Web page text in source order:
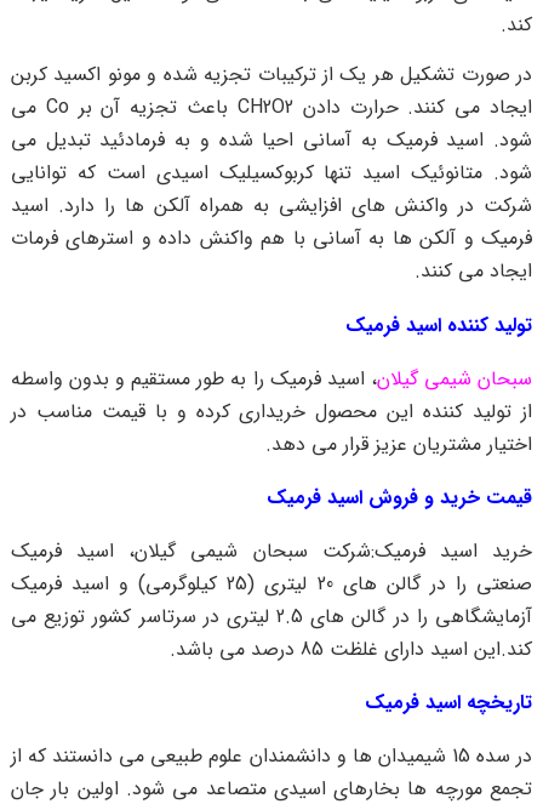
کند.
در صورت تشکیل هر یک از ترکیبات تجزیه شده و مونو اکسید کربن
ایجاد می کنند. حرارت دادن CH2O2 باعث تجزیه آن بر Co می
شود. اسید فرمیک به آسانی احیا شده و به فرمادئید تبدیل می
شود. متانوئیک اسید تنها کربوکسیلیک اسیدی است که توانایی
شرکت در واکنش های افزایشی به همراه آلکن ها را دارد. اسید
فرمیک و آلکن ها به آسانی با هم واکنش داده و استرهای فرمات
ایجاد می کنند.
تولید کننده اسید فرمیک
سبحان شیمی گیلان، اسید فرمیک را به طور مستقیم و بدون واسطه
از تولید کننده این محصول خریداری کرده و با قیمت مناسب در
اختیار مشتریان عزیز قرار می دهد.
قیمت خرید و فروش اسید فرمیک
خرید اسید فرمیک:شرکت سبحان شیمی گیلان، اسید فرمیک
صنعتی را در گالن های 20 لیتری (25 کیلوگرمی) و اسید فرمیک
آزمایشگاهی را در گالن های 2.5 لیتری در سرتاسر کشور توزیع می
کند.این اسید دارای غلظت 85 درصد می باشد.
تاریخچه اسید فرمیک
در سده 15 شیمیدان ها و دانشمندان علوم طبیعی می دانستند که از
تجمع مورچه ها بخارهای اسیدی متصاعد می شود. اولین بار جان